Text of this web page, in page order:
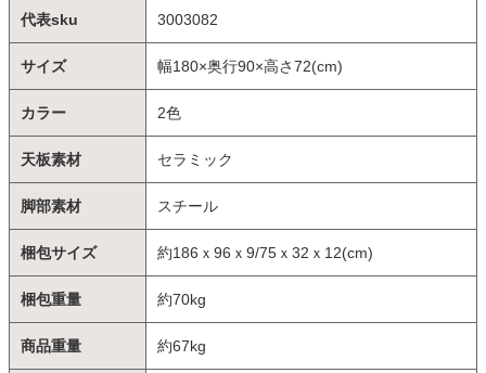
代表sku 3003082
サイズ 幅180×奥行90×高さ72(cm)
カラー 2色
天板素材 セラミック
脚部素材 スチール
梱包サイズ 約186ｘ96ｘ9/75ｘ32ｘ12(cm)
梱包重量 約70kg
商品重量 約67kg